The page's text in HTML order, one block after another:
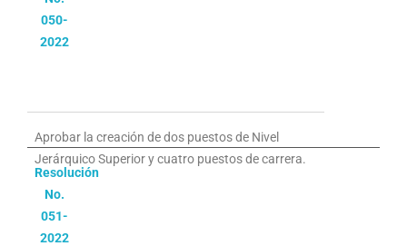
050-
2022
Aprobar la creación de dos puestos de Nivel
Jerárquico Superior y cuatro puestos de carrera.
Resolución
No.
051-
2022